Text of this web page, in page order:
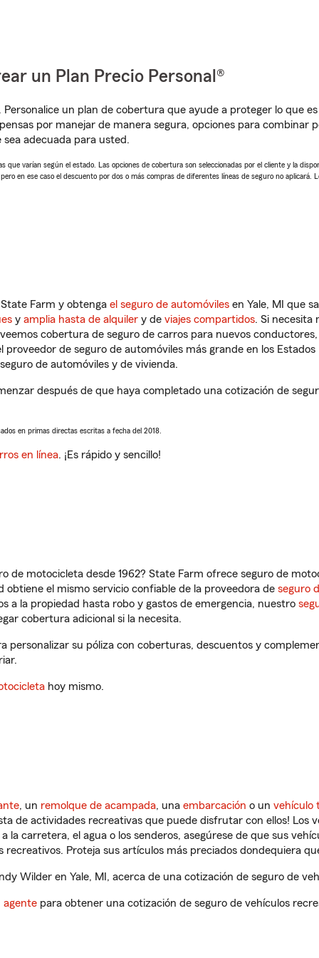
un Plan Precio Personal®
un plan de cobertura que ayude a proteger lo que
por manejar de manera segura, opciones para combinar
adecuada para usted.
que varían según el estado. Las opciones de cobertura son seleccionadas por el cliente y la
en ese caso el descuento por dos o más compras de diferentes líneas de seguro no aplicará.
Farm y obtenga el seguro de automóviles en Yale, MI que
y amplia hasta de alquiler y de viajes compartidos. Si necesita
cobertura de seguro de carros para nuevos
de seguro de automóviles más grande en los Estados
de automóviles y de vivienda.
después de que haya completado una cotización de
en primas directas escritas a fecha del 2018.
en línea. ¡Es rápido y sencillo!
de motocicleta desde 1962? State Farm ofrece seguro de
el mismo servicio confiable de la proveedora de seguro
a la propiedad hasta robo y gastos de emergencia, nuestro
cobertura adicional si la necesita.
personalizar su póliza con coberturas, descuentos y
hoy mismo.
, un remolque de acampada, una embarcación o un vehículo
de actividades recreativas que puede disfrutar con ellos! Los
la carretera, el agua o los senderos, asegúrese de que sus
Proteja sus artículos más preciados dondequiera
Wilder en Yale, MI, acerca de una cotización de seguro de
agente para obtener una cotización de seguro de vehículos